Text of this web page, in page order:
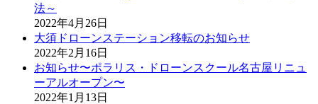
法～
2022年4月26日
大須ドローンステーション移転のお知らせ
2022年2月16日
お知らせ〜ポラリス・ドローンスクール名古屋リニュ
ーアルオープン〜
2022年1月13日